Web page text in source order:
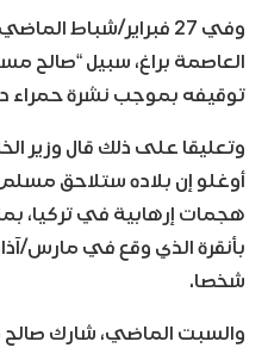
وفي 27 فبراير/شباط
العاصمة براغ، سبيل “صالح
توقيفه بموجب نشرة حمراء
وتعليقا على ذلك قال وزير
أوغلو إن بلاده ستلاحق
هجمات إرهابية في تركيا،
شخصا.
والسبت الماضي، شارك صالح